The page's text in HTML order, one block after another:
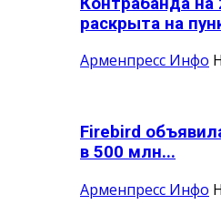
раскрыта на
Арменпресс Инфо
Firebird
в 500 млн...
Арменпресс Инфо